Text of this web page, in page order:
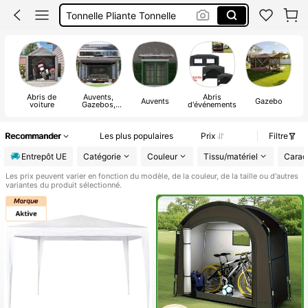
Pergola
Tonnelle
Abris de
voiture
Auvents,
Gazebos, Auvents Abris
d'événements Gazebo
Recommander Les plus populaires Prix
Filtre
Entrepôt UE
Catégorie Couleur Tissu/matériel
Les prix peuvent varier en fonction du modèle, de la couleur, de la taille ou d'autres
variantes du produit sélectionné.